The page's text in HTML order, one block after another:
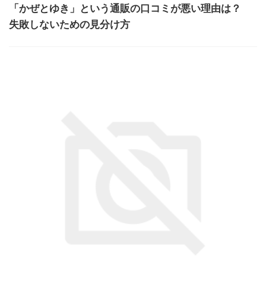
「かぜとゆき」という通販の口コミが悪い理由は？
失敗しないための見分け方